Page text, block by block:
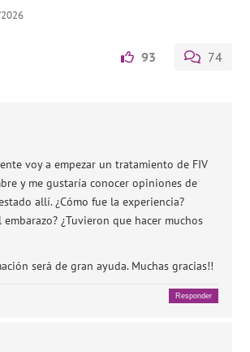
93 74
voy a empezar un tratamiento de FIV
y me gustaría conocer opiniones de
allí. ¿Cómo fue la experiencia?
¿Tuvieron que hacer muchos
será de gran ayuda. Muchas gracias!!
Responder